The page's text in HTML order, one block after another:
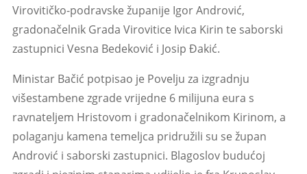
Virovitičko-podravske županije Igor Andrović,
gradonačelnik Grada Virovitice Ivica Kirin te saborski
zastupnici Vesna Bedeković i Josip Đakić.
Ministar Bačić potpisao je Povelju za izgradnju
višestambene zgrade vrijedne 6 milijuna eura s
ravnateljem Hristovom i gradonačelnikom Kirinom, a
polaganju kamena temeljca pridružili su se župan
Andrović i saborski zastupnici. Blagoslov budućoj